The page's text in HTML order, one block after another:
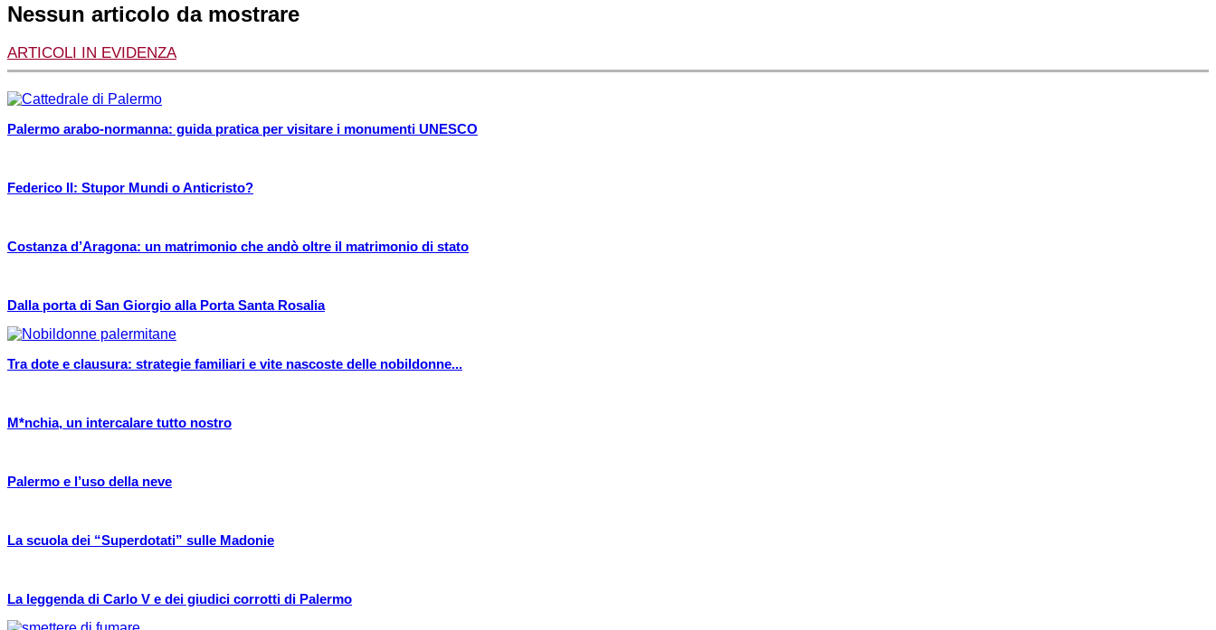
Nessun articolo da mostrare
ARTICOLI IN EVIDENZA
Palermo arabo-normanna: guida pratica per visitare i monumenti UNESCO
Federico II: Stupor Mundi o Anticristo?
Costanza d’Aragona: un matrimonio che andò oltre il matrimonio di stato
Dalla porta di San Giorgio alla Porta Santa Rosalia
Tra dote e clausura: strategie familiari e vite nascoste delle nobildonne...
M*nchia, un intercalare tutto nostro
Palermo e l’uso della neve
La scuola dei “Superdotati” sulle Madonie
La leggenda di Carlo V e dei giudici corrotti di Palermo